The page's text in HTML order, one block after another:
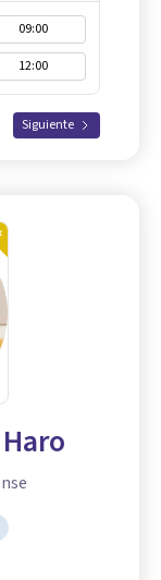
09:00
12:00
Siguiente